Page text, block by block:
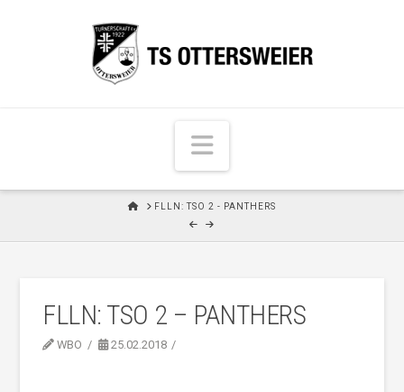
N
a
v
i
g
i
E
FLLN: TSO 2 - PANTHERS
FLLN: TSO 2 – PANTHERS
WBO 25.02.2018